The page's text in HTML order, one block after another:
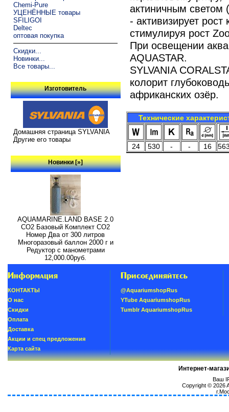
Chemi-Pure
УЦЕНЁННЫЕ товары
SFILIGOI
Deltec
оптовая покупка
Скидки...
Новинки...
Все товары...
Изготовитель
Домашняя страница SYLVANIA
Другие его товары
Новинки [»]
AQUAMARINE.LAND BASE 2.0
СО2 Базовый Комплект СО2
Номер Два от 300 литров
Многоразовый баллон 2000 г и
Редуктор с манометрами
12,000.00руб.
актиничным светом
- активизирует
стимулируя рост
При освещении
AQUASTAR.
SYLVANIA
колорит
африканских озёр.
Технические
24 530 - - 16
Информация
КОНТАКТЫ
О нас
Скидки
Oплатa
Доставка
Акции и спец предложения
Карта сайта
Присоединяйтесь
@AquariumshopRus
YTube AquariumshopRus
Tumblr AquariumshopRus
Интернет-
Ваш
Copyright © 2026